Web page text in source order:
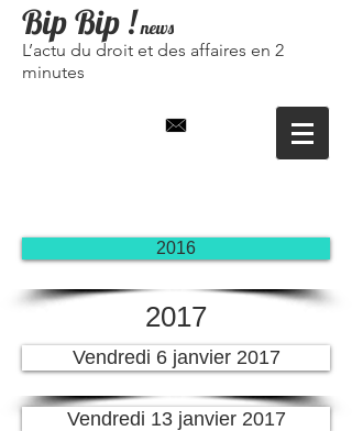
Bip Bip ! news
L’actu du droit et des affaires en 2
minutes
2016
2017
Vendredi 6 janvier 2017
Vendredi 13 janvier 2017